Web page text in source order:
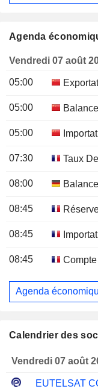
Agenda
Vendredi 07 août
05:00
05:00
05:00
07:30 Taux
08:00
08:45
08:45
08:45
Agenda
Calendrier des
Vendredi 07 août
EUTELSAT